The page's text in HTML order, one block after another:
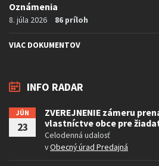
Oznámenia
8. júla 2026 86 príloh
VIAC DOKUMENTOV
INFO RADAR
JÚN
23
ZVEREJNENIE zámeru
vlastníctve obce pre
Celodenná udalosť
vObecný úrad Predajná